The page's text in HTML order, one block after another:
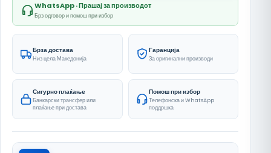
WhatsApp · Прашај за производот
Брз одговор и помош при избор
Брза достава
Низ цела Македонија
Гаранција
За оригинални производи
Сигурно плаќање
Банкарски трансфер или
плаќање при достава
Помош при избор
Телефонска и WhatsApp
поддршка